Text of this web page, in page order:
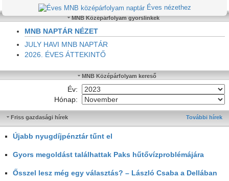
Éves nézethez
MNB Középárfolyam gyorslinkek
MNB NAPTÁR NÉZET
JULY HAVI MNB NAPTÁR
2026. ÉVES ÁTTEKINTŐ
MNB Középárfolyam kereső
Év:
Hónap:
Friss gazdasági hírek További hírek
Újabb nyugdíjpénztár tűnt el
Gyors megoldást találhattak Paks hűtővízproblémájára
Ősszel lesz még egy választás? – László Csaba a Dellában